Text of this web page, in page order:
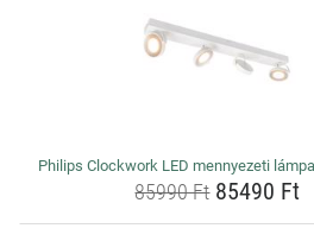
Philips Clockwork LED mennyezeti
85990 Ft85490 Ft